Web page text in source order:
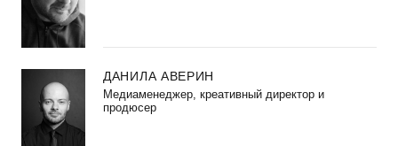
ДАНИЛА АВЕРИН
Медиаменеджер, креативный директор и
продюсер